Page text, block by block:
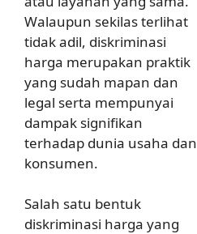
Walaupun sekilas terlihat
tidak adil, diskriminasi
harga merupakan praktik
yang sudah mapan dan
legal serta mempunyai
dampak signifikan
terhadap dunia usaha dan
konsumen.
Salah satu bentuk
diskriminasi harga yang